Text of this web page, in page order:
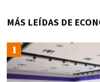
MÁS LEÍDAS DE